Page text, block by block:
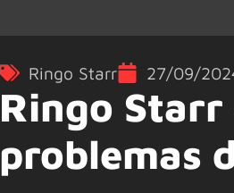
Ringo Starr 27/09/
Ringo Starr
problemas